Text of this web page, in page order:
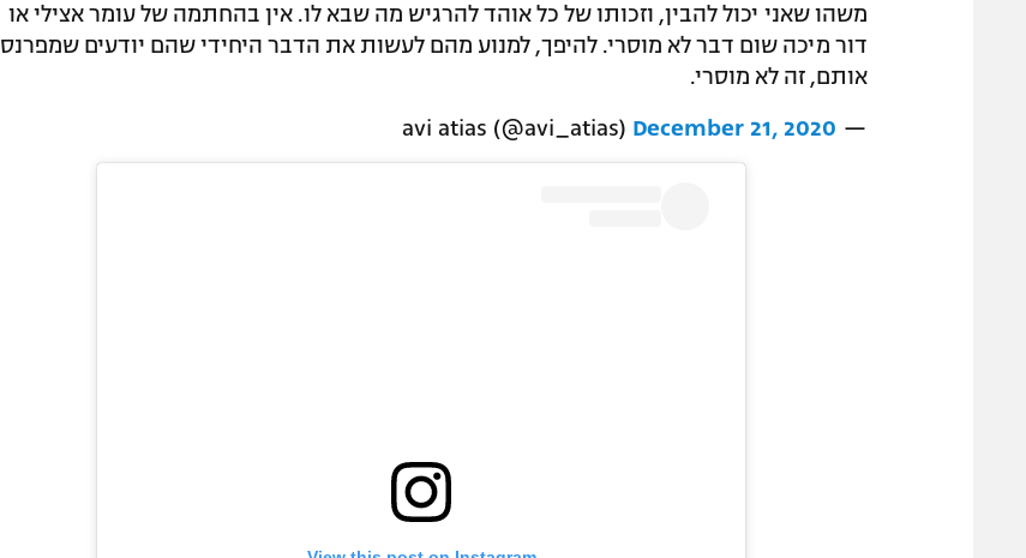
משהו שאני יכול להבין, וזכותו של כל אוהד להרגיש מה שבא לו. אין בהחתמה של עומר אצילי או
דור מיכה שום דבר לא מוסרי. להיפך, למנוע מהם לעשות את הדבר היחידי שהם יודעים שמפרנס
אותם, זה לא מוסרי.
— avi atias (@avi_atias)
December 21, 2020